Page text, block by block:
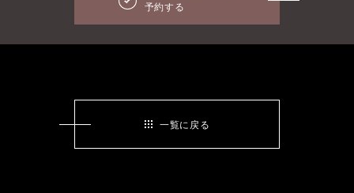
予約する
一覧に戻る